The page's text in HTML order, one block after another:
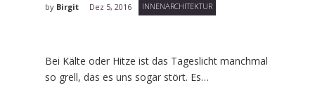
by Birgit Dez 5, 2016 INNENARCHITEKTUR
Bei Kälte oder Hitze ist das Tageslicht manchmal
so grell, das es uns sogar stört. Es…